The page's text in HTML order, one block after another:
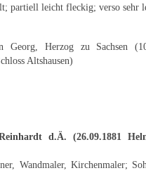
Richard Sprick
Helmut Diekmann
Hermann Dieste
partiell leicht fleckig; verso sehr
Georg, Herzog zu Sachsen
Altshausen)
d.Ä. (26.09.1881
Wandmaler, Kirchenmaler;